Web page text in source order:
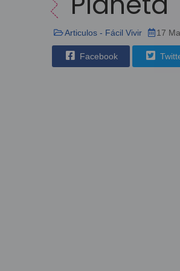
Articulos - Fácil Vivir 17
Facebook